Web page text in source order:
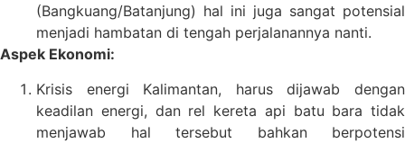
(Bangkuang/Batanjung) hal ini juga sangat potensial
menjadi hambatan di tengah perjalanannya nanti.
Aspek Ekonomi:
Krisis energi Kalimantan, harus dijawab dengan
keadilan energi, dan rel kereta api batu bara tidak
menjawab hal tersebut bahkan berpotensi